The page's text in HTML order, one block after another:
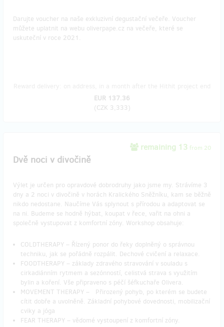
Darujte voucher na naše exkluzivní degustační večeře. Voucher
můžete uplatnit na webu oliverpape.cz na večeře, které se
uskuteční v roce 2021.
EUR 137.36
(CZK 3,333)
remaining 13 from 20
Dvě noci v divočině
Výlet je určen pro opravdové dobrodruhy jako jsme my. Strávíme 3
dny a 2 noci v divočině v horách Kralického Sněžníku, kam se běžně
nikdo nedostane. Naučíme Vás splynout s přírodou a adaptovat se
na ni. Budeme se hodně hýbat, koupat v řece, vařit na ohni a
společně vystupovat z komfortní zóny. Workshop obsahuje:
COLDTHERAPY – Řízený ponor do řeky doplněný o správnou
techniku, jak se pořádně rozpálit. Dechové cvičení a relaxace.
FOODTHERAPY – základy zdravého stravování v souladu s
cirkadiánním rytmem a sezónností, celistvá strava s využitím
bylin a koření. Vše připraveno s péčí šéfkuchaře Olivera.
MOVEMENT THERAPY – Přirozený pohyb, po kterém se budete
cítit dobře a uvolněně. Základní pohybové dovednosti, mobilizační
cviky a jóga
FEAR THERAPY – vědomé vystoupení z komfortní zóny.